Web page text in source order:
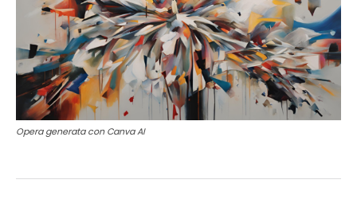
Opera generata con Canva AI